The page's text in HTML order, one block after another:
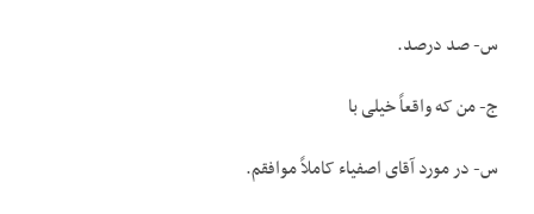
س- صد درصد.
ج- من که واقعاً خیلی با
س- در مورد آقای اصفیاء کاملاً موافقم.